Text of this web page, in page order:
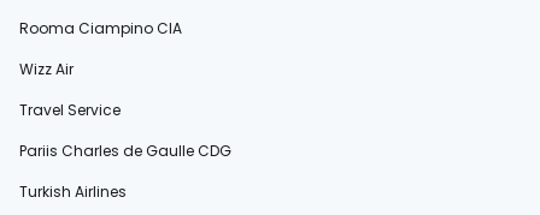
Rooma Ciampino CIA
Wizz Air
Travel Service
Pariis Charles de Gaulle CDG
Turkish Airlines